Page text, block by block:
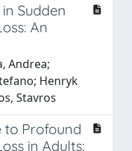
Sudden
An
Andrea;
Henryk
Stavros
to Profound
in Adults: